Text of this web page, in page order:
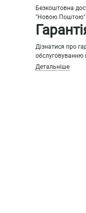
Безкоштовна
"Новою Поштою".
Дізнатися про
Детальніше